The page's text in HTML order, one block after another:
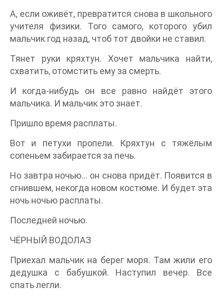
А, если оживёт, превратится снова в школьного
учителя физики. Того самого, которого убил
мальчик год назад, чтоб тот двойки не ставил.
Тянет руки кряхтун. Хочет мальчика найти,
схватить, отомстить ему за смерть.
И когда-нибудь он все равно найдёт этого
мальчика. И мальчик это знает.
Пришло время расплаты.
Вот и петухи пропели. Кряхтун с тяжёлым
сопеньем забирается за печь.
Но завтра ночью… он снова придёт. Появится в
сгнившем, некогда новом костюме. И будет эта
ночь ночью расплаты.
Последней ночью.
ЧЁРНЫЙ ВОДОЛАЗ
Приехал мальчик на берег моря. Там жили его
дедушка с бабушкой. Наступил вечер. Все
спать легли.